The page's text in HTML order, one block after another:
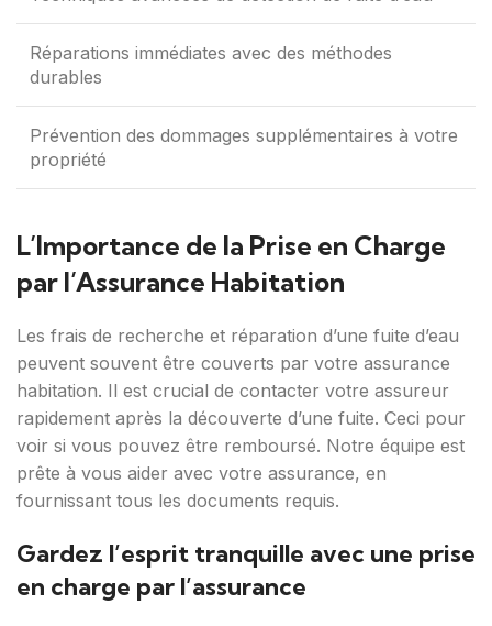
Réparations immédiates avec des méthodes
durables
Prévention des dommages supplémentaires à votre
propriété
L’Importance de la Prise en Charge
par l’Assurance Habitation
Les frais de recherche et réparation d’une fuite d’eau
peuvent souvent être couverts par votre assurance
habitation. Il est crucial de contacter votre assureur
rapidement après la découverte d’une fuite. Ceci pour
voir si vous pouvez être remboursé. Notre équipe est
prête à vous aider avec votre assurance, en
fournissant tous les documents requis.
Gardez l’esprit tranquille avec une prise
en charge par l’assurance